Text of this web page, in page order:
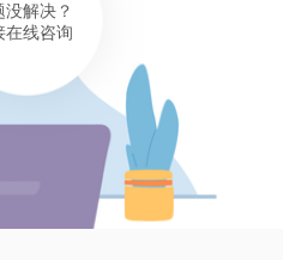
没解决？
在线咨询